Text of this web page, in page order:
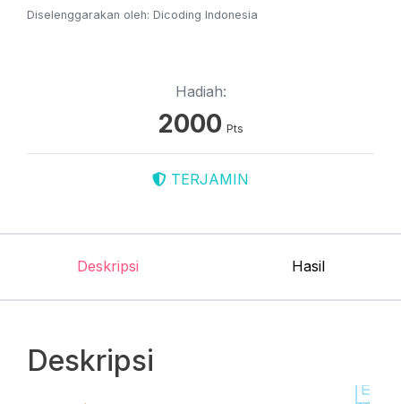
Diselenggarakan oleh: Dicoding Indonesia
Hadiah:
2000 Pts
TERJAMIN
Deskripsi Hasil
Deskripsi